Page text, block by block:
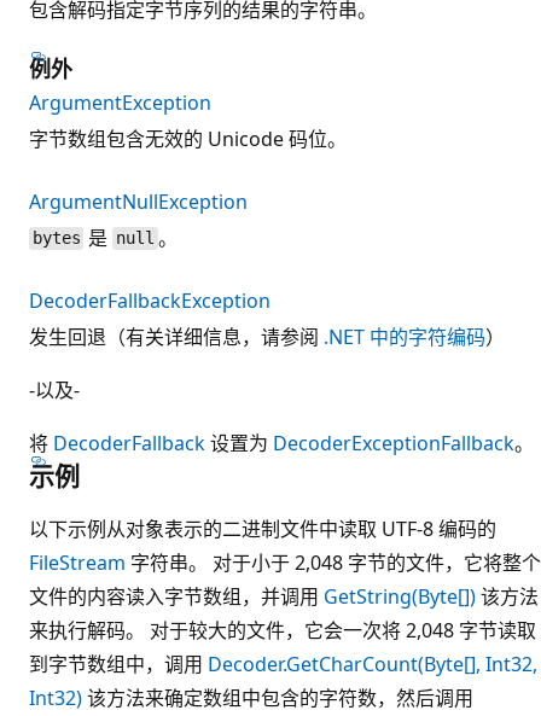
包含解码指定字节序列的结果的字符串。
例外
ArgumentException
字节数组包含无效的 Unicode 码位。
ArgumentNullException
bytes 是 null 。
DecoderFallbackException
发生回退（有关详细信息，请参阅 .NET 中的字符编码）
-以及-
将 DecoderFallback设置为 DecoderExceptionFallback。
示例
以下示例从对象表示的二进制文件中读取 UTF-8 编码的
FileStream 字符串。 对于小于 2,048 字节的文件，它将整个
文件的内容读入字节数组，并调用 GetString(Byte[])该方法
来执行解码。 对于较大的文件，它会一次将 2,048 字节读取
到字节数组中，调用 Decoder.GetCharCount(Byte[], Int32,
Int32)该方法来确定数组中包含的字符数，然后调用